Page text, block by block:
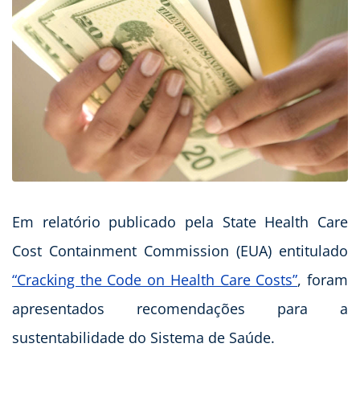
Em relatório publicado pela State Health Care
Cost Containment Commission (EUA) entitulado
“Cracking the Code on Health Care Costs”, foram
apresentados recomendações para a
sustentabilidade do Sistema de Saúde.